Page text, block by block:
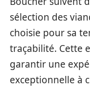
sélection des
choisie pour sa
traçabilité. Cette
garantir une
exceptionnelle à